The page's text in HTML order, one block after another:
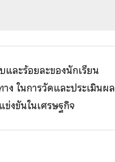
ละร้อยละของนักเรียน
ง ในการวัดและประเมินผล
งขันในเศรษฐกิจ